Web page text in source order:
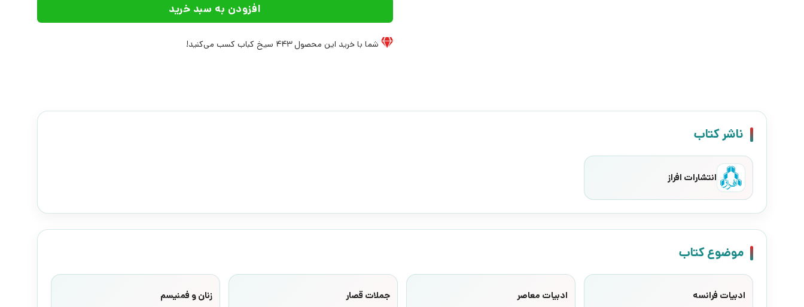
افزودن به سبد خرید
شما با خرید این محصول443 سیخ کباب کسب می‌کنید!
ناشر کتاب
انتشارات افراز
موضوع کتاب
ادبیات فرانسه ادبیات معاصر جملات قصار زنان و فمنیسم